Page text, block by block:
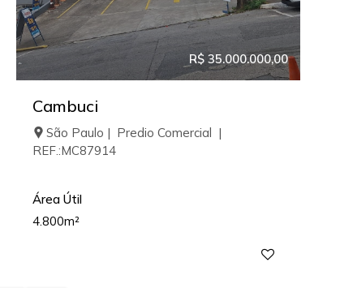
R$ 35.000.000,00
Cambuci
São Paulo | Predio Comercial |
REF.:MC87914
Área Útil
4.800m²